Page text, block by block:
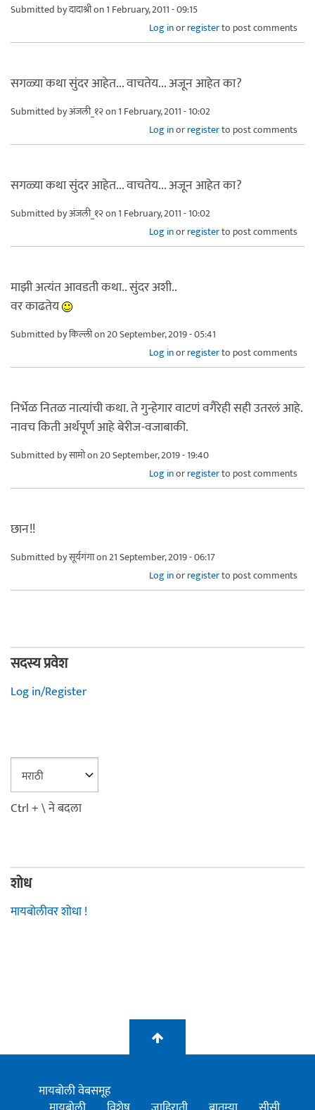
Submitted byदादाश्रीon 1 February, 2011 - 09:15
Log inorregisterto post comments
सगळ्या कथा सुंदर आहेत... वाचतेय... अजून आहेत का?
Submitted byअंजली_१२on 1 February, 2011 - 10:02
Log inorregisterto post comments
सगळ्या कथा सुंदर आहेत... वाचतेय... अजून आहेत का?
Submitted byअंजली_१२on 1 February, 2011 - 10:02
Log inorregisterto post comments
माझी अत्यंत आवडती कथा.. सुंदर अशी..
वर काढतेय
Submitted byकिल्लीon 20 September, 2019 - 05:41
Log inorregisterto post comments
निर्भेळ नितळ नात्यांची कथा. ते गुन्हेगार वाटणं वगैरेही सही उतरलं आहे.
नावच किती अर्थपूर्ण आहे बेरीज-वजाबाकी.
Submitted byसामोon 20 September, 2019 - 19:40
Log inorregisterto post comments
छान!!
Submitted byसूर्यगंगाon 21 September, 2019 - 06:17
Log inorregisterto post comments
सदस्य प्रवेश
Log in/Register
Ctrl + \ ने बदला
शोध
मायबोलीवर शोधा !
मायबोली वेबसमूह